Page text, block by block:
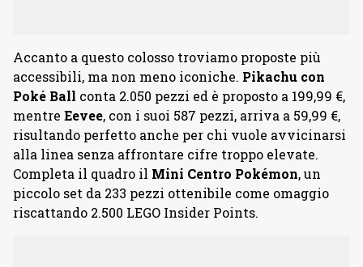
Accanto a questo colosso troviamo proposte più
accessibili, ma non meno iconiche. Pikachu con
Poké Ball conta 2.050 pezzi ed è proposto a 199,99 €,
mentre Eevee, con i suoi 587 pezzi, arriva a 59,99 €,
risultando perfetto anche per chi vuole avvicinarsi
alla linea senza affrontare cifre troppo elevate.
Completa il quadro il Mini Centro Pokémon, un
piccolo set da 233 pezzi ottenibile come omaggio
riscattando 2.500 LEGO Insider Points.